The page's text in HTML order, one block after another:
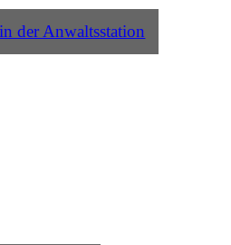
der Anwaltsstation